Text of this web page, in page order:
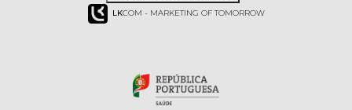
LKCOM - MARKETING OF TOMORROW